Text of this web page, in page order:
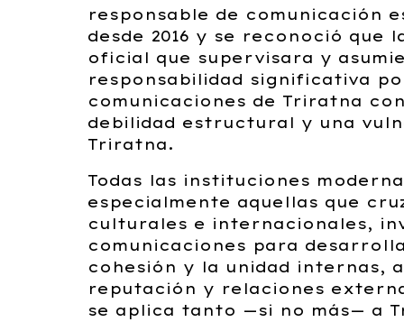
responsable de comunicación
desde 2016 y se reconoció que
oficial que supervisara y
responsabilidad significativa
comunicaciones de Triratna
debilidad estructural y una
Triratna.
Todas las instituciones
especialmente aquellas que
culturales e internacionales,
comunicaciones para
cohesión y la unidad internas,
reputación y relaciones
se aplica tanto —si no más— a